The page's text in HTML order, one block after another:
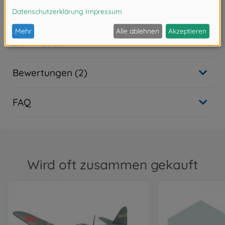
Downloads
Bewertungen (2)
FAQ
Wird oft zusammen gekauft